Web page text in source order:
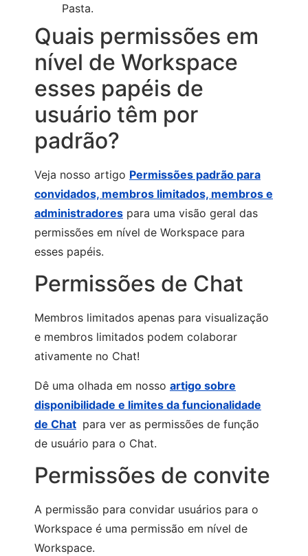
Pasta.
Quais permissões em
nível de Workspace
esses papéis de
usuário têm por
padrão?
Veja nosso artigo Permissões padrão para
convidados, membros limitados, membros e
administradores para uma visão geral das
permissões em nível de Workspace para
esses papéis.
Permissões de Chat
Membros limitados apenas para visualização
e membros limitados podem colaborar
ativamente no Chat!
Dê uma olhada em nosso artigo sobre
disponibilidade e limites da funcionalidade
de Chat para ver as permissões de função
de usuário para o Chat.
Permissões de convite
A permissão para convidar usuários para o
Workspace é uma permissão em nível de
Workspace.